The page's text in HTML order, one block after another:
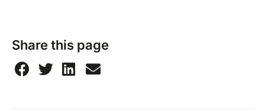
Share this page